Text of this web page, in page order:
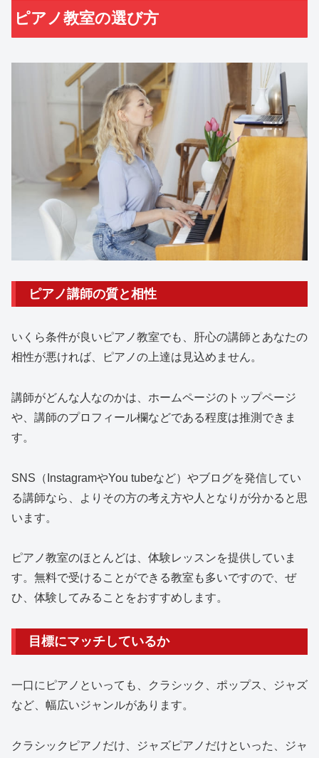
ピアノ教室の選び方
ピアノ講師の質と相性
いくら条件が良いピアノ教室でも、肝心の講師とあなたの
相性が悪ければ、ピアノの上達は見込めません。
講師がどんな人なのかは、ホームページのトップページ
や、講師のプロフィール欄などである程度は推測できま
す。
SNS（InstagramやYou tubeなど）やブログを発信してい
る講師なら、よりその方の考え方や人となりが分かると思
います。
ピアノ教室のほとんどは、体験レッスンを提供していま
す。無料で受けることができる教室も多いですので、ぜ
ひ、体験してみることをおすすめします。
目標にマッチしているか
一口にピアノといっても、クラシック、ポップス、ジャズ
など、幅広いジャンルがあります。
クラシックピアノだけ、ジャズピアノだけといった、ジャ